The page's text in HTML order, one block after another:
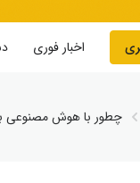
اخبار فوری
چطور با هوش مصنوعی